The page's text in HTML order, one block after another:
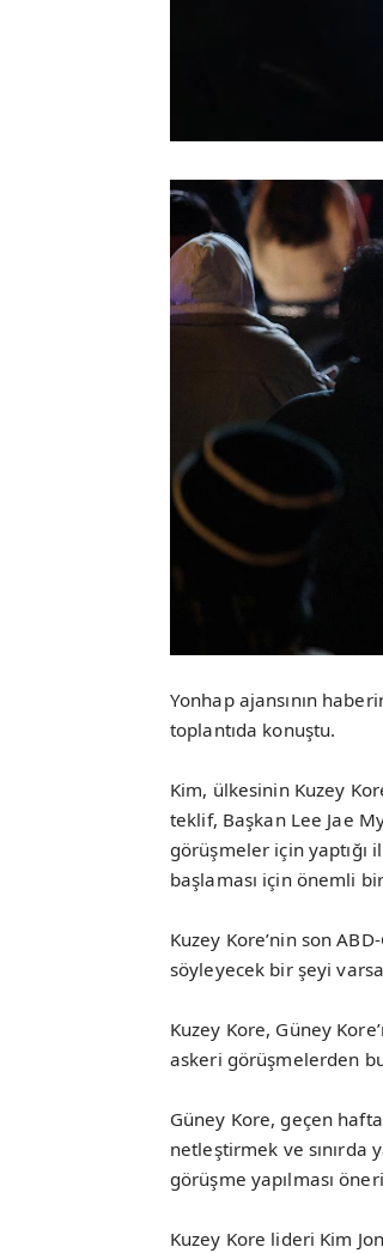
Yonhap ajansının
toplantıda konuştu.
Kim, ülkesinin Kuzey
teklif, Başkan Lee Jae
görüşmeler için yaptığı
başlaması için önemli
Kuzey Kore’nin son
söyleyecek bir şeyi
Kuzey Kore, Güney
askeri görüşmelerden
Güney Kore, geçen
netleştirmek ve sınırda
görüşme yapılması
Kuzey Kore lideri Kim